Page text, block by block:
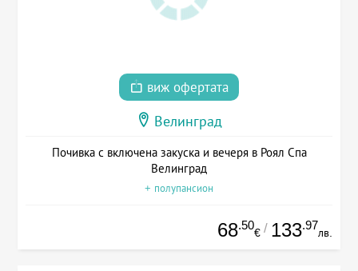
виж офертата
Велинград
Почивка с включена закуска и вечеря в Роял Спа
Велинград
+ полупансион
68.50
€ / 133.97
лв.